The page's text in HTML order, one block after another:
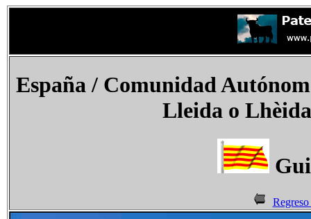
España/ Comunidad
Lleida o